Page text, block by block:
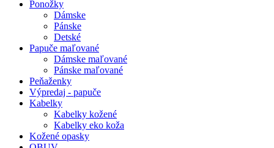
Ponožky
Dámske
Pánske
Detské
Papuče maľované
Dámske maľované
Pánske maľované
Peňaženky
Výpredaj - papuče
Kabelky
Kabelky kožené
Kabelky eko koža
Kožené opasky